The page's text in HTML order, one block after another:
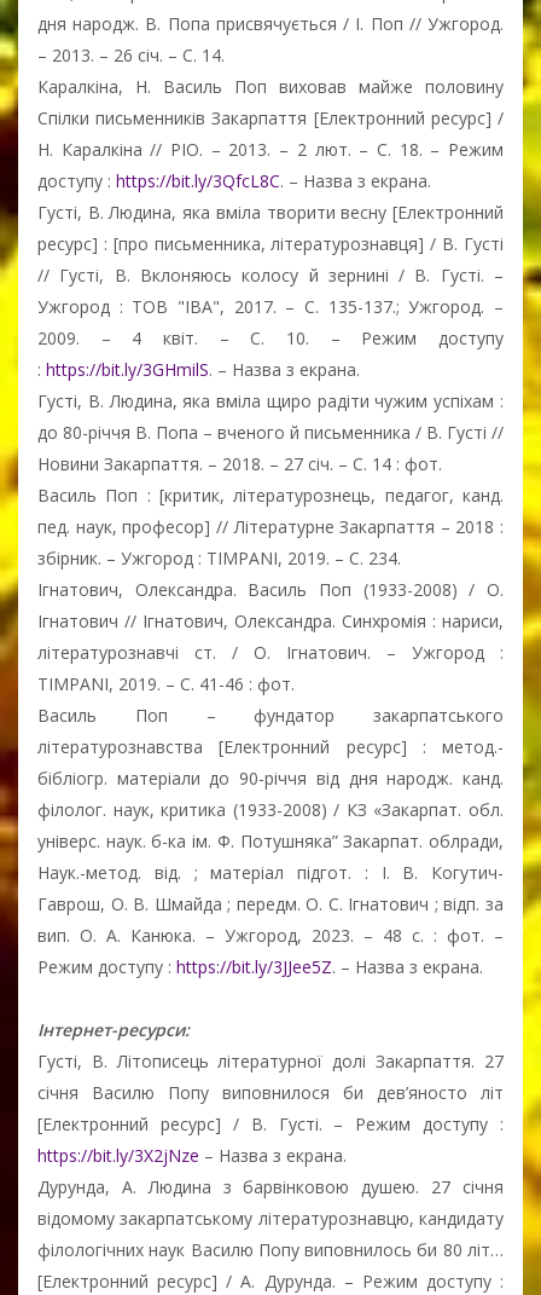
дня народж. В. Попа присвячується / І. Поп // Ужгород.
– 2013. – 26 січ. – С. 14.
Каралкіна, Н. Василь Поп виховав майже половину
Cпілки письменників Закарпаття [Електронний ресурс] /
Н. Каралкіна // РІО. – 2013. – 2 лют. – С. 18. – Режим
доступу : https://bit.ly/3QfcL8C. – Назва з екрана.
Густі, В. Людина, яка вміла творити весну [Електронний
ресурс] : [про письменника, літературознавця] / В. Густі
// Густі, В. Вклоняюсь колосу й зернині / В. Густі. –
Ужгород : ТОВ "ІВА", 2017. – С. 135-137.; Ужгород. –
2009. – 4 квіт. – С. 10. – Режим доступу
: https://bit.ly/3GHmilS. – Назва з екрана.
Густі, В. Людина, яка вміла щиро радіти чужим успіхам :
до 80-річчя В. Попа – вченого й письменника / В. Густі //
Новини Закарпаття. – 2018. – 27 січ. – С. 14 : фот.
Василь Поп : [критик, літературознець, педагог, канд.
пед. наук, професор] // Літературне Закарпаття – 2018 :
збірник. – Ужгород : TIMPANI, 2019. – С. 234.
Ігнатович, Олександра. Василь Поп (1933-2008) / О.
Ігнатович // Ігнатович, Олександра. Синхромія : нариси,
літературознавчі ст. / О. Ігнатович. – Ужгород :
TIMPANI, 2019. – С. 41-46 : фот.
Василь Поп – фундатор закарпатського
літературознавства [Електронний ресурс] : метод.-
бібліогр. матеріали до 90-річчя від дня народж. канд.
філолог. наук, критика (1933-2008) / КЗ «Закарпат. обл.
універс. наук. б-ка ім. Ф. Потушняка” Закарпат. облради,
Наук.-метод. від. ; матеріал підгот. : І. В. Когутич-
Гаврош, О. В. Шмайда ; передм. О. С. Ігнатович ; відп. за
вип. О. А. Канюка. – Ужгород, 2023. – 48 с. : фот. –
Режим доступу : https://bit.ly/3JJee5Z. – Назва з екрана.
Інтернет-ресурси:
Густі, В. Літописець літературної долі Закарпаття. 27
січня Василю Попу виповнилося би дев’яносто літ
[Електронний ресурс] / В. Густі. – Режим доступу :
https://bit.ly/3X2jNze – Назва з екрана.
Дурунда, А. Людина з барвінковою душею. 27 січня
відомому закарпатському літературознавцю, кандидату
філологічних наук Василю Попу виповнилось би 80 літ…
[Електронний ресурс] / А. Дурунда. – Режим доступу :